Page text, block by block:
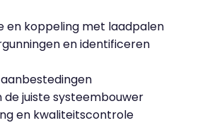
en koppeling met laadpalen
en identificeren
de juiste systeembouwer
en kwaliteitscontrole